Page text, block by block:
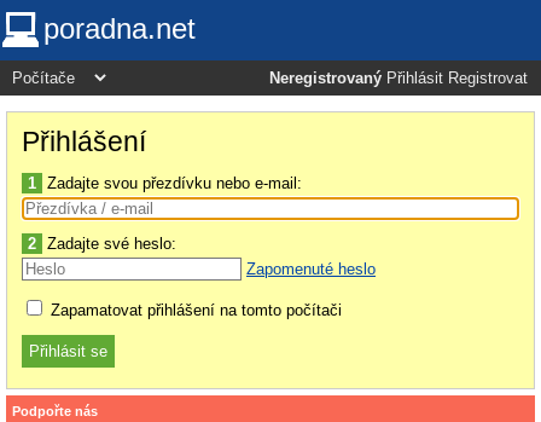
poradna.net
Neregistrovaný Přihlásit Registrovat
Přihlášení
1 Zadajte svou přezdívku nebo e-mail:
2 Zadajte své heslo:
Zapomenuté heslo
Zapamatovat přihlášení na tomto počítači
Podpořte nás